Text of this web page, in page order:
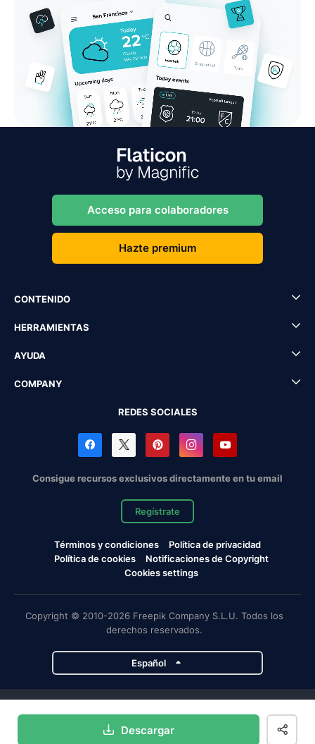
Descargar
Acceso para colaboradores
Hazte premium
CONTENIDO
HERRAMIENTAS
AYUDA
COMPANY
REDES SOCIALES
Consigue recursos exclusivos directamente en tu email
Regístrate
Términos y condiciones
Política de privacidad
Política de cookies
Notificaciones de Copyright
Cookies settings
Copyright © 2010-2026 Freepik Company S.L.U. Todos los
derechos reservados.
Español
Magnific Flaticon